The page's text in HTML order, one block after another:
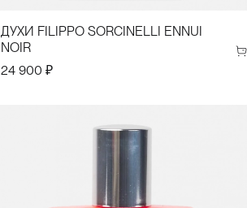
ДУХИ FILIPPO SORCINELLI ENNUI
NOIR
24 900 ₽